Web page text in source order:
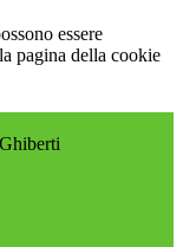
essere
pagina della cookie